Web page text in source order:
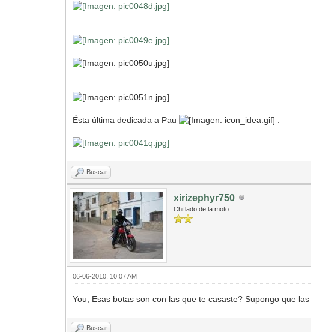
Ésta última dedicada a Pau :
Buscar
xirizephyr750
Chiflado de la moto
06-06-2010, 10:07 AM
You, Esas botas son con las que te casaste? Supongo que las
Buscar